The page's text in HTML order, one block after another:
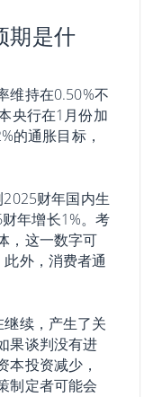
期是什
维持在0.50%不
央行在1月份加
的通胀目标，
财年国内生
年增长1%。考
，这一数字可
外，消费者通
继续，产生了关
果谈判没有进
本投资减少，
制定者可能会